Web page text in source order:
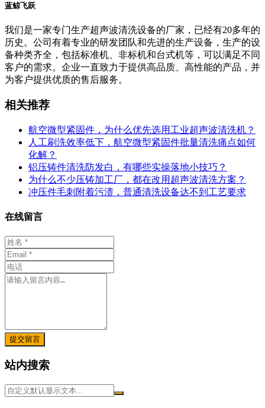
蓝鲸飞跃
我们是一家专门生产超声波清洗设备的厂家，已经有20多年的
历史。公司有着专业的研发团队和先进的生产设备，生产的设
备种类齐全，包括标准机、非标机和台式机等，可以满足不同
客户的需求。企业一直致力于提供高品质、高性能的产品，并
为客户提供优质的售后服务。
相关推荐
航空微型紧固件，为什么优先选用工业超声波清洗机？
人工刷洗效率低下，航空微型紧固件批量清洗痛点如何
化解？
铝压铸件清洗防发白，有哪些实操落地小技巧？
为什么不少压铸加工厂，都在改用超声波清洗方案？
冲压件毛刺附着污渍，普通清洗设备达不到工艺要求
在线留言
提交留言
站内搜索